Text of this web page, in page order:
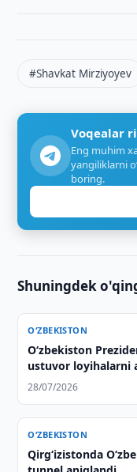
#Shavkat Mirziyoyev
Voqealar
Eng muhim
yangiliklarni
boring.
Shuningdek
O‘ZBEKISTON
Oʻzbekiston
ustuvor loyihalarni
muhokama qildi
28/07/2026
O‘ZBEKISTON
Qirg‘izistonda